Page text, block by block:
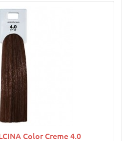
Color Creme 4.0